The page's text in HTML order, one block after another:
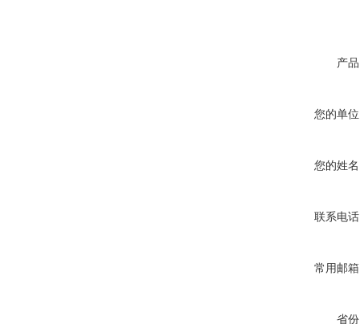
产
您的单
您的姓
联系电
常用邮
省